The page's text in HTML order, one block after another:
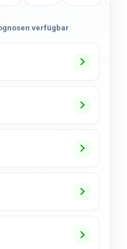
verfügbar